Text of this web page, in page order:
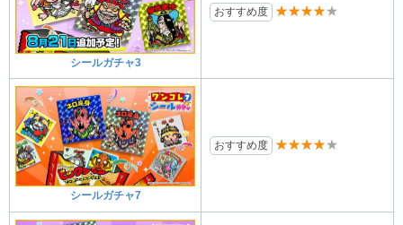
シールガチャ3
おすすめ度 ★★★★★
シールガチャ7
おすすめ度 ★★★★★